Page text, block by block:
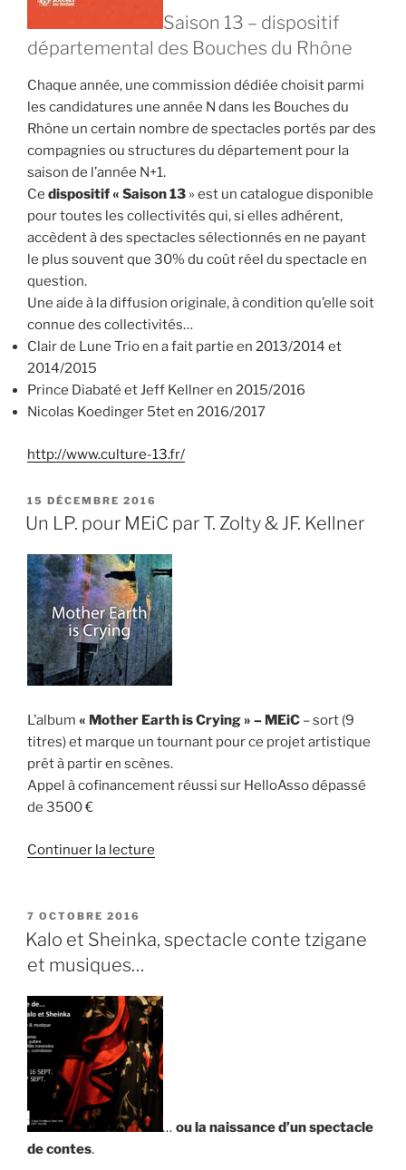
Saison 13 – dispositif
départemental des Bouches du Rhône
Chaque année, une commission dédiée choisit parmi
les candidatures une année N dans les Bouches du
Rhône un certain nombre de spectacles portés par des
compagnies ou structures du département pour la
saison de l’année N+1.
Ce dispositif « Saison 13 » est un catalogue disponible
pour toutes les collectivités qui, si elles adhérent,
accèdent à des spectacles sélectionnés en ne payant
le plus souvent que 30% du coût réel du spectacle en
question.
Une aide à la diffusion originale, à condition qu’elle soit
connue des collectivités…
Clair de Lune Trio en a fait partie en 2013/2014 et
2014/2015
Prince Diabaté et Jeff Kellner en 2015/2016
Nicolas Koedinger 5tet en 2016/2017
http://www.culture-13.fr/
PUBLIÉ
LE
15 DÉCEMBRE 2016
Un LP. pour MEiC par T. Zolty & JF. Kellner
L’album « Mother Earth is Crying » – MEiC – sort (9
titres) et marque un tournant pour ce projet artistique
prêt à partir en scènes.
Appel à cofinancement réussi sur HelloAsso dépassé
de 3500 €
Continuer la lecture
MEiC
Zolty
&
JF.
Kellner »
PUBLIÉ
LE
7 OCTOBRE 2016
Kalo et Sheinka, spectacle conte tzigane
et musiques…
… ou la naissance d’un spectacle
de contes.